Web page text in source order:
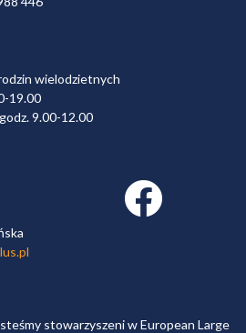
wielodzietnych
19.00
9.00-12.00
Facebook link
stowarzyszeni w European Large